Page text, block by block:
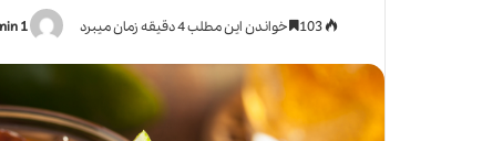
1 خواندن این مطلب 4 دقیقه زمان میبرد